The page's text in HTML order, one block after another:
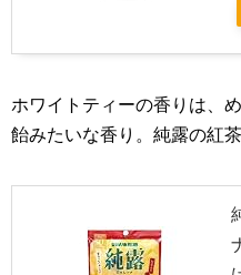
ホワイトティーの香りは、
飴みたいな香り。純露の紅